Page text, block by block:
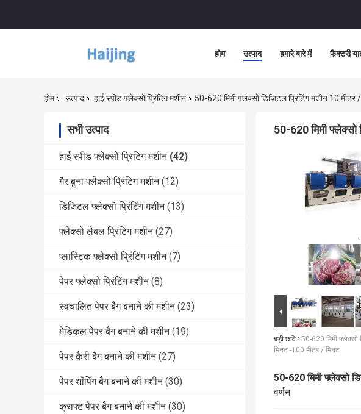
होम उत्पाद हमारे बारे में फैक्टरी
होम उत्पाद हाई स्पीड फ्लेक्सो प्रिंटिंग मशीन 50-620 मिमी फ्लेक्सो डिजिटल प्रिंटिंग मशीन 10
सभी उत्पाद
हाई स्पीड फ्लेक्सो प्रिंटिंग मशीन (42)
गैर बुना फ्लेक्सो प्रिंटिंग मशीन (12)
डिजिटल फ्लेक्सो प्रिंटिंग मशीन (13)
फ्लेक्सो लेबल प्रिंटिंग मशीन (27)
प्लास्टिक फ्लेक्सो प्रिंटिंग मशीन (7)
पेपर फ्लेक्सो प्रिंटिंग मशीन (8)
स्वचालित पेपर बैग बनाने की मशीन (23)
मेडिकल पेपर बैग बनाने की मशीन (19)
पेपर कैरी बैग बनाने की मशीन (27)
पेपर शॉपिंग बैग बनाने की मशीन (30)
क्राफ्ट पेपर बैग बनाने की मशीन (30)
50-620 मिमी फ्लेक्सो
बड़ी छवि : 50-620 मिमी फ्लेक्सो
मिनट -100 मीटर / मिनट
50-620 मिमी फ्लेक्सो
वर्णन